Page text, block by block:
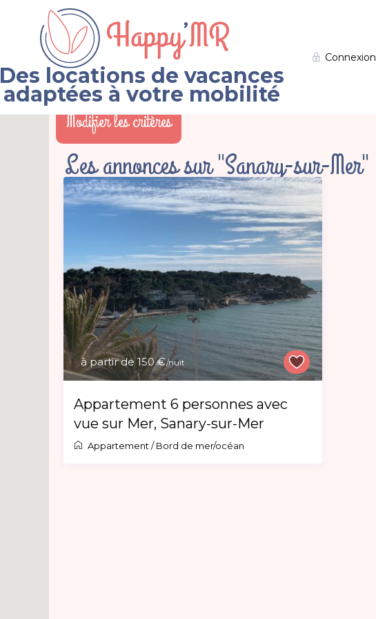
Des locations de vacances
adaptées à votre mobilité
Connexion
Modifier les critères
Les annonces sur "Sanary-sur-Mer"
à partir de 150 €/nuit
Appartement 6 personnes avec
vue sur Mer, Sanary-sur-Mer
Appartement /Bord de mer/océan